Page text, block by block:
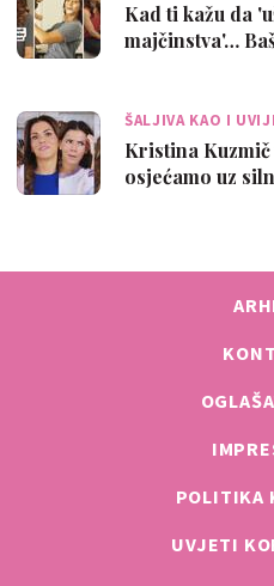
Kad ti kažu da
majčinstva'…
ŠALJIVA KAO I
Kristina
osjećamo uz
POLITIKA
UVJETI